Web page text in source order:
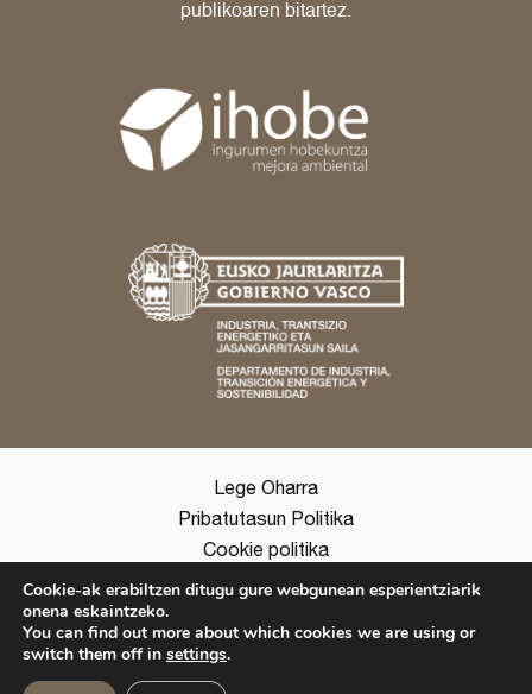
publikoaren bitartez.
Lege Oharra
Pribatutasun Politika
Cookie politika
Ingurumen Politika
Ingurumen Adierazpena
Cookie-ak erabiltzen ditugu gure webgunean esperientziarik
onena eskaintzeko.
You can find out more about which cookies we are using or
switch them off in settings.